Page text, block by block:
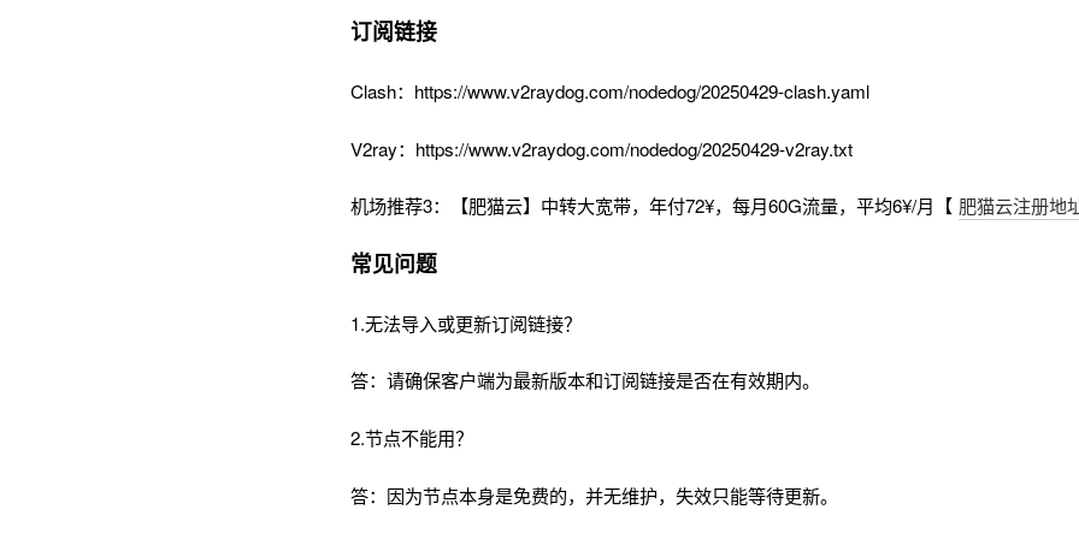
订阅链接
Clash：https://www.v2raydog.com/nodedog/20250429-clash.yaml
V2ray：https://www.v2raydog.com/nodedog/20250429-v2ray.txt
机场推荐3：【肥猫云】中转大宽带，年付72¥，每月60G流量，平均6¥/月【 肥猫云注册地
常见问题
1.无法导入或更新订阅链接？
答：请确保客户端为最新版本和订阅链接是否在有效期内。
2.节点不能用？
答：因为节点本身是免费的，并无维护，失效只能等待更新。